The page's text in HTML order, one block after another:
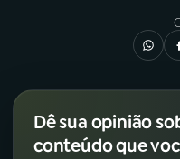
TikTok
Dê sua opinião
conteúdo que